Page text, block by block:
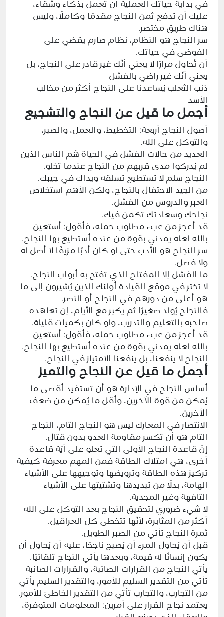
في بداية حياتك العملية أن تعمل بذكاء وشقاء،
عليك أن تدفع ثمن النجاح مقدمًا وكاملًا، وليس
هناك طريق مختصر.
سر النجاح هو النظام، نظام صارم يقضي على
الفوضى في حياتك.
أن تُحاول مرارًا لا يعني أنّك غير قادر على النجاح، بل
يعني أنّك غير راضي بالفشل
ذنب الثعلب يُساعدنا على النجاح أكثر من مخالب
الأسد
أجمل ما قيل عن النجاح والتشجيع
أصول النجاح أربعة: التخطيط، والعمل، والصبر،
والتوكل على الله.
العديد من حالات الفشل في الحياة هُم الناس الذين
لم يُدركوا مدى قربهم من النجاح عندما تخلو.
النجاح سلم لا تستطيع تسلقه ويداك في جيبك.
من الجيد الاحتفال بالنجاح، ولكن الأهم استخلاص
العبر والدروس من الفشل.
نجاحك وسعادتك تكمن فيك.
قد أعجز من عبء مطلوب حمله، فأقول: أستعين
بالله لعله يمدني بقوة من عنده أستطيع بها النجاح.
سر النجاح هو الأدب حتى لو كان أدبًا مزيفًا لا أصل له
ولا فصل.
ما الفشل إلا المفتاح الذي تفتح به أبواب النجاح.
لا تختر في موقع القيادة أولئك الذين يُشيرون إلى ما
هو أعلى من دورهم في النجاح أو النصر.
فالنجاح يُولد صغيرًا ثم يكبر مع الأيام، إن تعاهده
صاحبه بالتعليم والتدريب، ولو كان بكميات قليلة.
قد أعجز من عبء مطلوب حمله، فأقول: أستعين
بالله لعله يمدني بقوة من عنده أستطيع بها النجاح.
النجاح لا ينفعنا، بل ينفعنا الامتياز في النجاح.
أجمل ما قيل عن النجاح والتميز
أساس النجاح في الإدارة هو أن تستفيد أقصى ما
يُمكن من قوة الآخرين، وأقل ما يُمكن من ضعف
الآخرين.
الانتصار في المعارك ليس هو النجاح التام، النجاح
التام هو أن تكسر مقاومة العدو بدون قتال.
إنّ قاعدة النجاح الأولى التي تعلو على أيّة قاعدة
أخرى، هي امتلاك الطاقة فمن المهم معرفة كيفية
تركيز هذه الطاقة وترويضها وتوجيهها على الأشياء
الهامة، بدلًا من تبديدها وتشتيتها على الأشياء
التافهة وغير المجدية.
لا شيء ضروري لتحقيق النجاح بعد التوكل على الله
أكثر من المثابرة؛ لأنّها تتخطى كل العراقيل.
ثمرة النجاح تأتي من الصبر الطويل.
قبل أن يُحاول المرء أن يُصبح ناجحًا، عليه أن يُحاول أن
يكون إنسانًا له قيمة، وبعدها يأتي النجاح تلقائيًا.
يأتي النجاح من القرارات الصائبة، والقرارات الصائبة
تأتي من التقدير السليم للأمور، والتقدير السليم يأتي
من التجارب، والتجارب تأتي من التقدير الخاطئ للأمور.
يعتمد نجاح القرار على أمرين: المعلومات المتوفرة،